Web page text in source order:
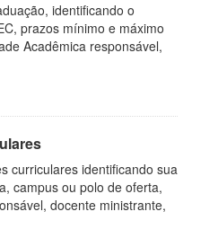
identificando o
prazos mínimo e máximo
Acadêmica responsável,
curriculares identificando sua
campus ou polo de oferta,
docente ministrante,